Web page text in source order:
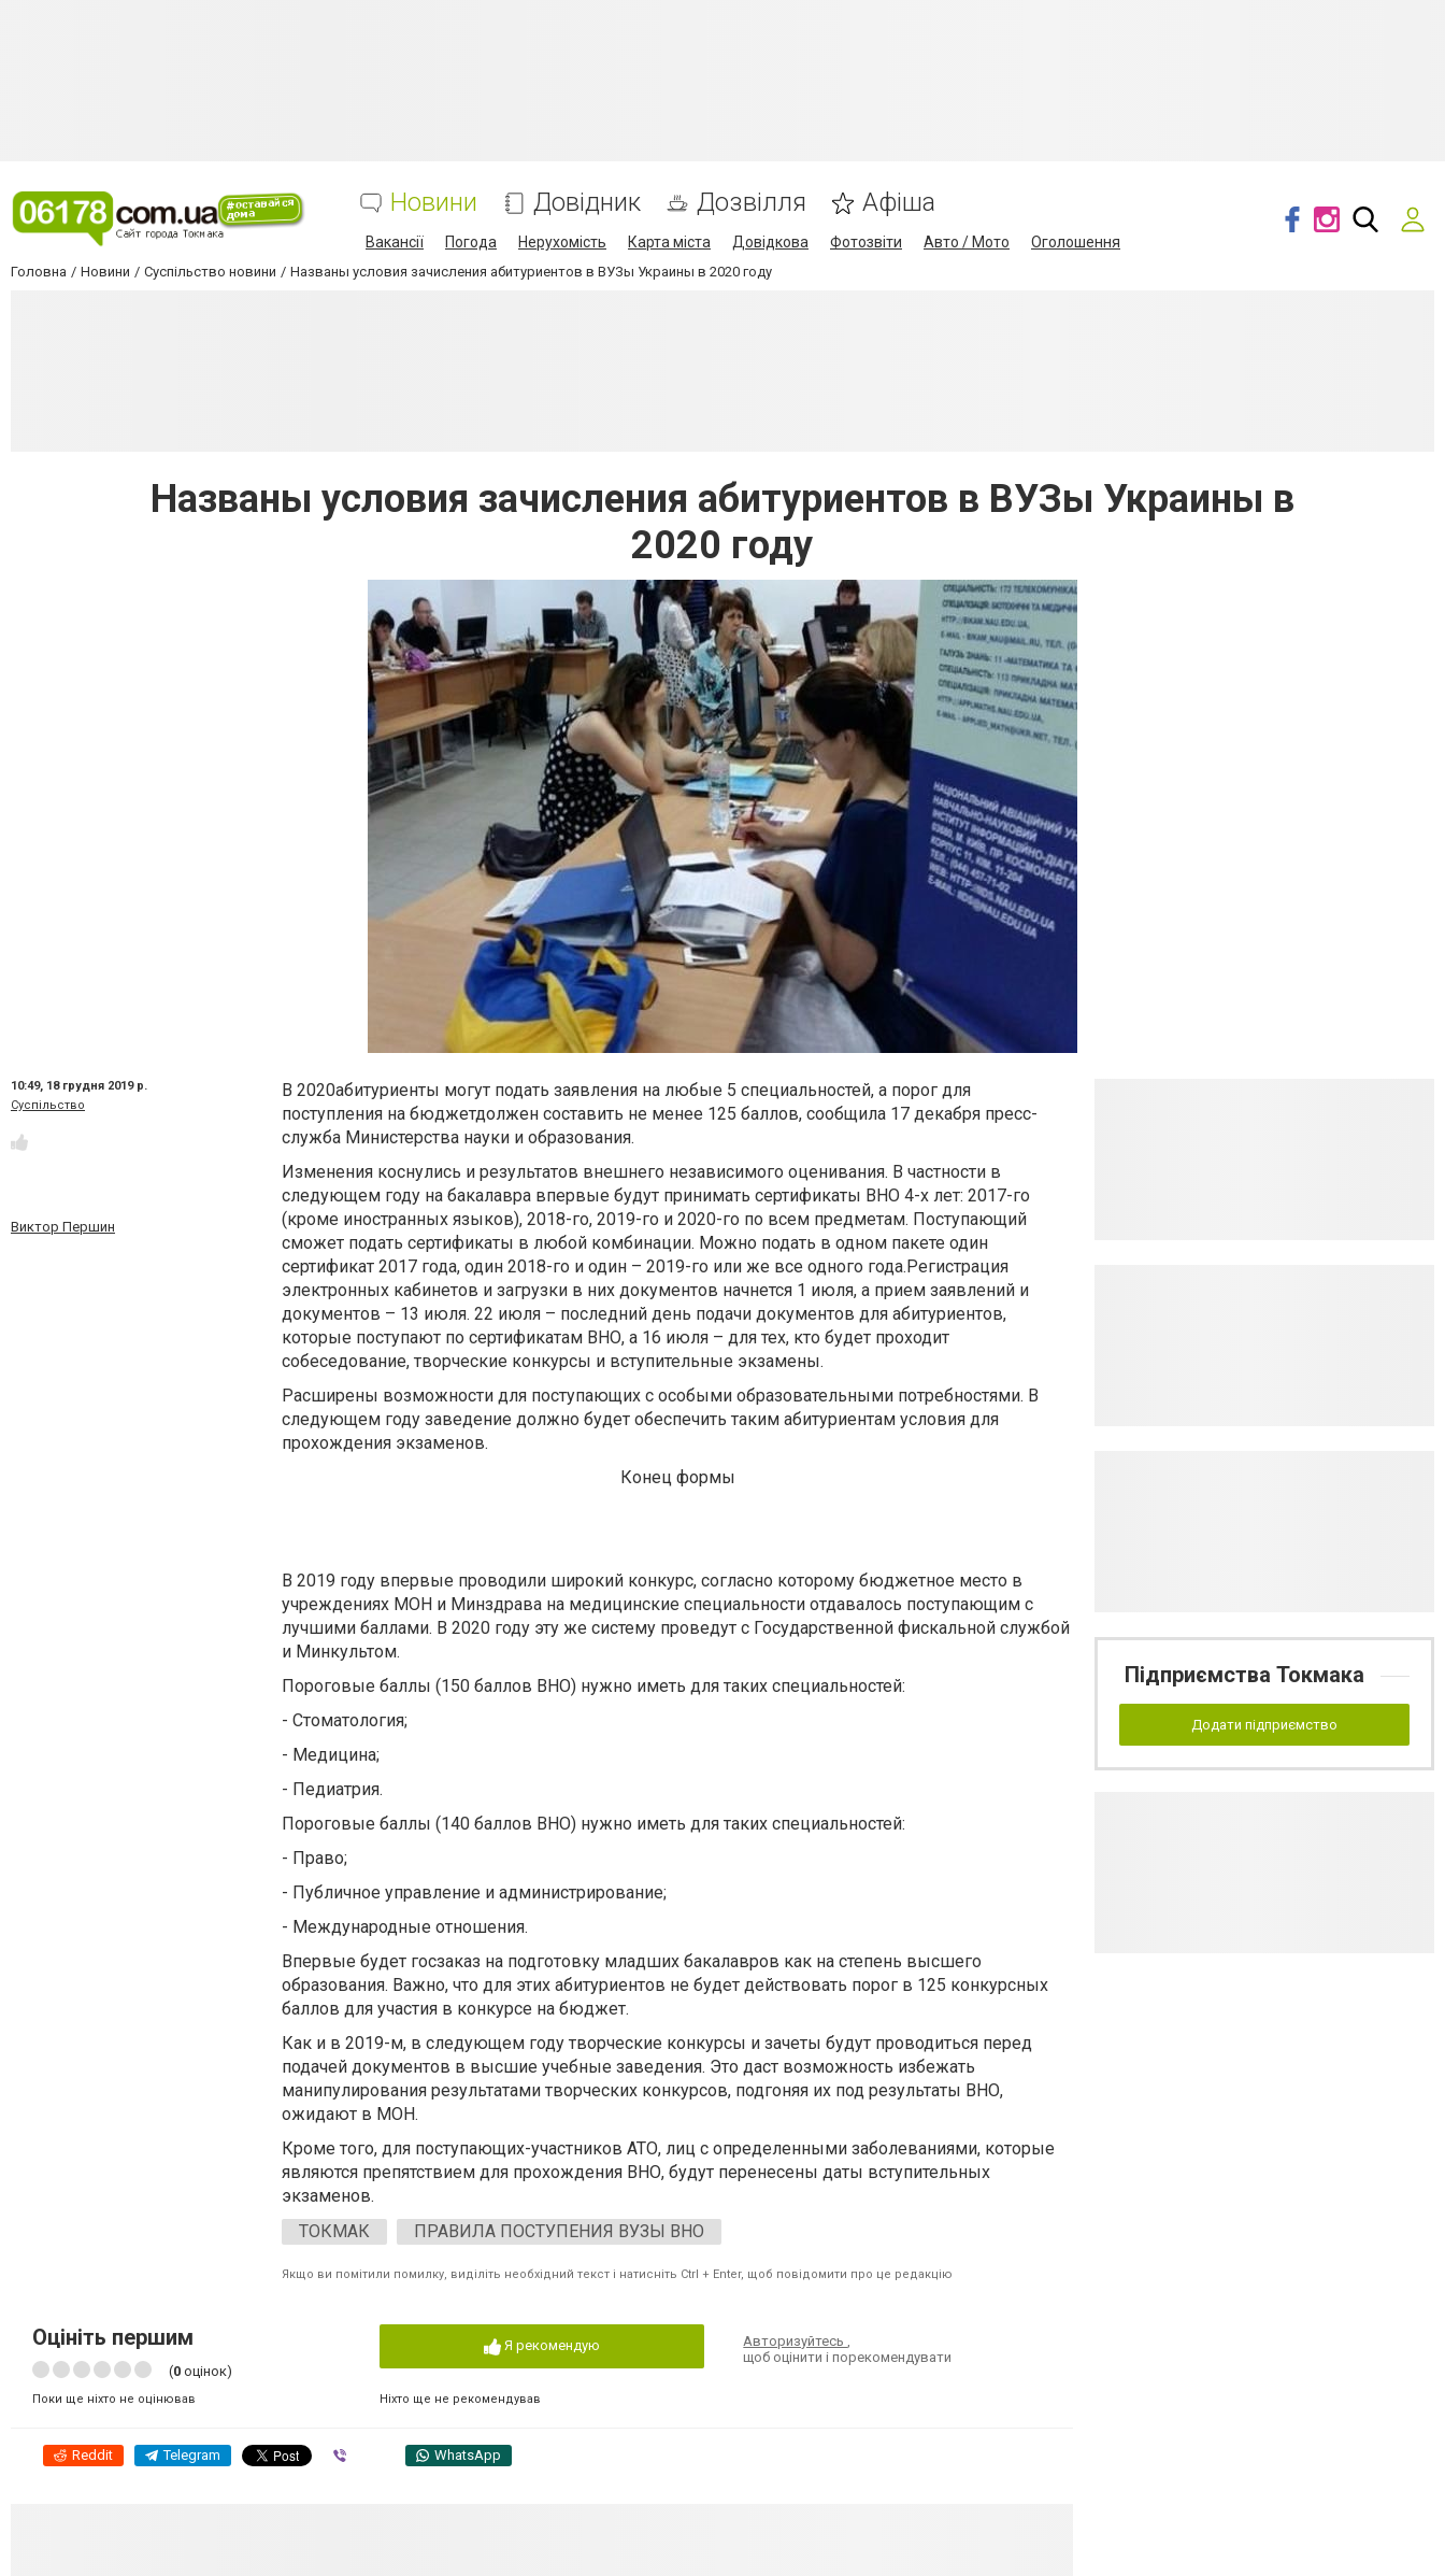
Новини Довідник Дозвілля Афіша
Вакансії Погода Нерухомість Карта міста Довідкова Фотозвіти Авто / Мото Оголошення
Головна Новини Суспільство новини Названы условия зачисления абитуриентов в ВУЗы Украины в 2020 году
Названы условия зачисления абитуриентов в ВУЗы Украины в
2020 году
10:49, 18 грудня 2019 р.
Суспільство
Виктор Першин
В 2020абитуриенты могут подать заявления на любые 5 специальностей, а порог для
поступления на бюджетдолжен составить не менее 125 баллов, сообщила 17 декабря пресс-
служба Министерства науки и образования.
Изменения коснулись и результатов внешнего независимого оценивания. В частности в
следующем году на бакалавра впервые будут принимать сертификаты ВНО 4-х лет: 2017-го
(кроме иностранных языков), 2018-го, 2019-го и 2020-го по всем предметам. Поступающий
сможет подать сертификаты в любой комбинации. Можно подать в одном пакете один
сертификат 2017 года, один 2018-го и один – 2019-го или же все одного года.Регистрация
электронных кабинетов и загрузки в них документов начнется 1 июля, а прием заявлений и
документов – 13 июля. 22 июля – последний день подачи документов для абитуриентов,
которые поступают по сертификатам ВНО, а 16 июля – для тех, кто будет проходит
собеседование, творческие конкурсы и вступительные экзамены.
Расширены возможности для поступающих с особыми образовательными потребностями. В
следующем году заведение должно будет обеспечить таким абитуриентам условия для
прохождения экзаменов.
Конец формы
В 2019 году впервые проводили широкий конкурс, согласно которому бюджетное место в
учреждениях МОН и Минздрава на медицинские специальности отдавалось поступающим с
лучшими баллами. В 2020 году эту же систему проведут с Государственной фискальной службой
и Минкультом.
Пороговые баллы (150 баллов ВНО) нужно иметь для таких специальностей:
- Стоматология;
- Медицина;
- Педиатрия.
Пороговые баллы (140 баллов ВНО) нужно иметь для таких специальностей:
- Право;
- Публичное управление и администрирование;
- Международные отношения.
Впервые будет госзаказ на подготовку младших бакалавров как на степень высшего
образования. Важно, что для этих абитуриентов не будет действовать порог в 125 конкурсных
баллов для участия в конкурсе на бюджет.
Как и в 2019-м, в следующем году творческие конкурсы и зачеты будут проводиться перед
подачей документов в высшие учебные заведения. Это даст возможность избежать
манипулирования результатами творческих конкурсов, подгоняя их под результаты ВНО,
ожидают в МОН.
Кроме того, для поступающих-участников АТО, лиц с определенными заболеваниями, которые
являются препятствием для прохождения ВНО, будут перенесены даты вступительных
экзаменов.
ТОКМАК
ПРАВИЛА ПОСТУПЕНИЯ ВУЗЫ ВНО
Якщо ви помітили помилку, виділіть необхідний текст і натисніть Ctrl + Enter, щоб повідомити про це редакцію
Оцініть першим
(0 оцінок)
Поки ще ніхто не оцінював
Я рекомендую
Ніхто ще не рекомендував
Авторизуйтесь,
щоб оцінити і порекомендувати
Reddit Telegram WhatsApp
Підприємства Токмака
Додати підприємство